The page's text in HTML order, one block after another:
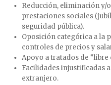
Reducción, eliminación y/
prestaciones sociales
seguridad pública).
Oposición categórica a la
controles de precios y
Apoyo a tratados de “libre
Facilidades injustificadas
extranjero.